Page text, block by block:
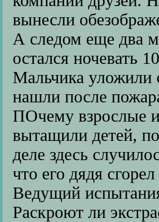
вынесли
А следом еще два
остался ночевать
Мальчика уложили
нашли после
ПОчему взрослые
вытащили детей,
деле здесь
что его дядя
Ведущий
Раскроют ли